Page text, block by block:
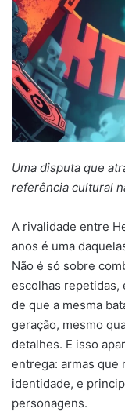
Uma disputa que
referência cultural
A rivalidade entre
anos é uma
Não é só sobre
escolhas repetidas,
de que a mesma
geração, mesmo
detalhes. E isso
entrega: armas que
identidade, e
personagens.